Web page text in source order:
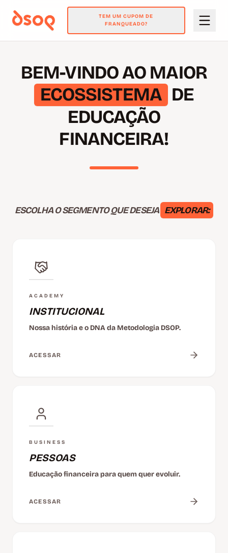
TEM UM CUPOM DE
FRANQUEADO?
BEM-VINDO AO MAIOR
ECOSSISTEMA DE
EDUCAÇÃO
FINANCEIRA!
ESCOLHA O SEGMENTO QUE DESEJA EXPLORAR:
ACADEMY
INSTITUCIONAL
Nossa história e o DNA da Metodologia DSOP.
ACESSAR
BUSINESS
PESSOAS
Educação financeira para quem quer evoluir.
ACESSAR